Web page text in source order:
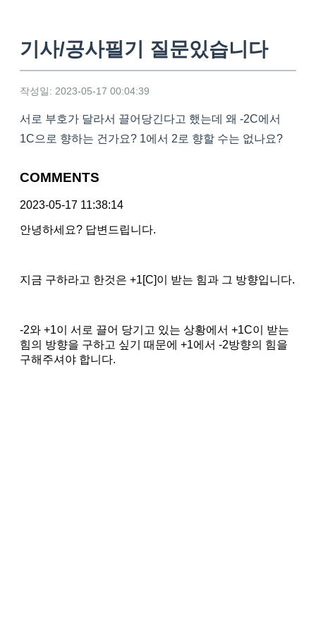
기사/공사필기 질문있습니다
작성일: 2023-05-17 00:04:39
서로 부호가 달라서 끌어당긴다고 했는데 왜 -2C에서
1C으로 향하는 건가요? 1에서 2로 향할 수는 없나요?
COMMENTS
2023-05-17 11:38:14
안녕하세요? 답변드립니다.
지금 구하라고 한것은 +1[C]이 받는 힘과 그 방향입니다.
-2와 +1이 서로 끌어 당기고 있는 상황에서 +1C이 받는
힘의 방향을 구하고 싶기 때문에 +1에서 -2방향의 힘을
구해주셔야 합니다.